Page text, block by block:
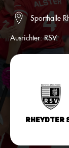
Sporthalle
Ausrichter:RSV
Rheydter